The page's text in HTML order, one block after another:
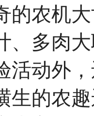
的创意作品
”创业团队
们的作品获
“创新、创意